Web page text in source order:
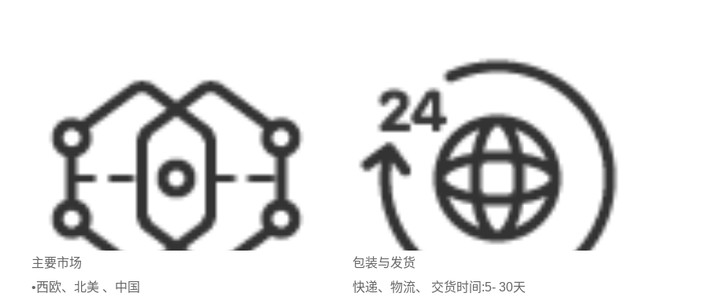
主要市场
•西欧、北美 、中国
包装与发货
快递、物流、 交货时间:5- 30天